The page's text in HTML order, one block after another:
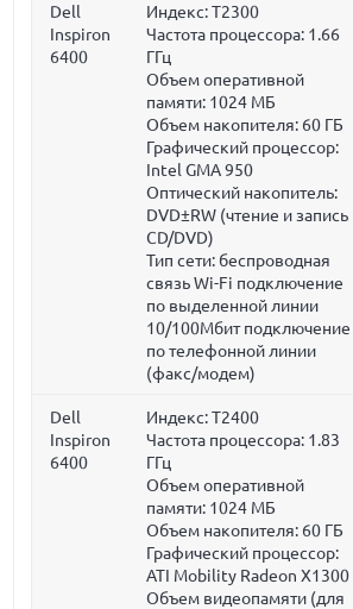
Dell
Inspiron
6400
Индекс: T2300
Частота процессора: 1.66
ГГц
Объем оперативной
памяти: 1024 МБ
Объем накопителя: 60 ГБ
Графический процессор:
Intel GMA 950
Оптический накопитель:
DVD±RW (чтение и запись
CD/DVD)
Тип сети: беспроводная
связь Wi-Fi подключение
по выделенной линии
10/100Мбит подключение
по телефонной линии
(факс/модем)
Dell
Inspiron
6400
Индекс: T2400
Частота процессора: 1.83
ГГц
Объем оперативной
памяти: 1024 МБ
Объем накопителя: 60 ГБ
Графический процессор:
ATI Mobility Radeon X1300
Объем видеопамяти (для